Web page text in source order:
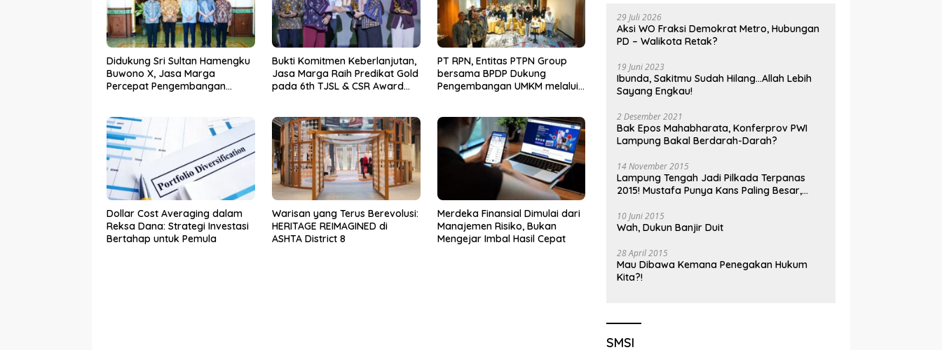
Didukung Sri Sultan Hamengku
Buwono X, Jasa Marga
Percepat Pengembangan
DIY
Bukti Komitmen Keberlanjutan,
Jasa Marga Raih Predikat Gold
pada 6th TJSL & CSR Award
PT RPN, Entitas PTPN Group
bersama BPDP Dukung
Pengembangan UMKM melalui
Dollar Cost Averaging dalam
Reksa Dana: Strategi Investasi
Bertahap untuk Pemula
Warisan yang Terus Berevolusi:
HERITAGE REIMAGINED di
ASHTA District 8
Merdeka Finansial Dimulai dari
Manajemen Risiko, Bukan
Mengejar Imbal Hasil Cepat
29 Juli 2026
Aksi WO Fraksi Demokrat Metro, Hubungan
PD – Walikota Retak?
19 Juni 2023
Ibunda, Sakitmu Sudah Hilang…Allah Lebih
Sayang Engkau!
2 Desember 2021
Bak Epos Mahabharata, Konferprov PWI
Lampung Bakal Berdarah-Darah?
14 November 2015
Lampung Tengah Jadi Pilkada Terpanas
2015! Mustafa Punya Kans Paling Besar,
10 Juni 2015
Wah, Dukun Banjir Duit
28 April 2015
Mau Dibawa Kemana Penegakan Hukum
Kita?!
SMSI